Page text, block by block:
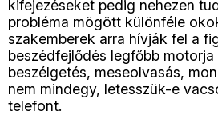
kifejezéseket pedig nehezen
probléma mögött különféle
szakemberek arra hívják fel a
beszédfejlődés legfőbb
beszélgetés, meseolvasás,
nem mindegy, letesszük-e
telefont.